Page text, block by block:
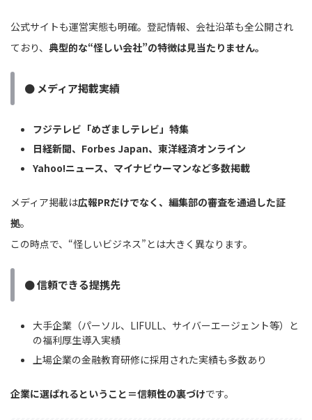
公式サイトも運営実態も明確。登記情報、会社沿革も全公開され
ており、 典型的な“怪しい会社”の特徴は見当たりません。
● メディア掲載実績
フジテレビ「めざましテレビ」特集
日経新聞、Forbes Japan、東洋経済オンライン
Yahoo!ニュース、マイナビウーマンなど多数掲載
メディア掲載は広報PRだけでなく、編集部の審査を通過した証
拠。
この時点で、“怪しいビジネス”とは大きく異なります。
● 信頼できる提携先
大手企業（パーソル、LIFULL、サイバーエージェント等）と
の福利厚生導入実績
上場企業の金融教育研修に採用された実績も多数あり
企業に選ばれるということ＝信頼性の裏づけです。